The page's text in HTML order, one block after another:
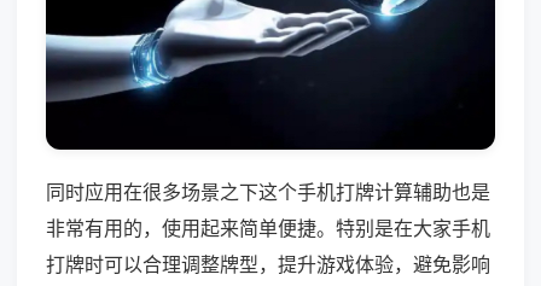
同时应用在很多场景之下这个手机打牌计算辅助也是
非常有用的，使用起来简单便捷。特别是在大家手机
打牌时可以合理调整牌型，提升游戏体验，避免影响